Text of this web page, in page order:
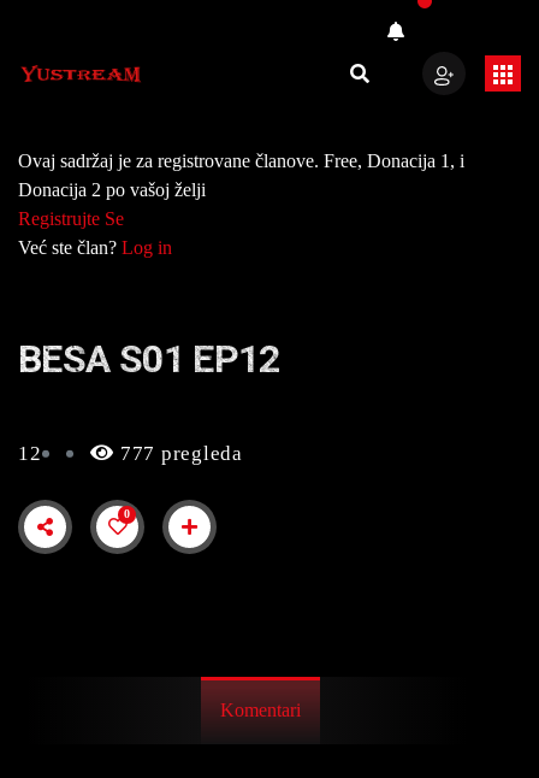
Ovaj sadržaj je za registrovane članove. Free, Donacija 1, i
Donacija 2 po vašoj želji
Registrujte Se
Već ste član? Log in
BESA S01 EP12
12 777 pregleda
0
Komentari